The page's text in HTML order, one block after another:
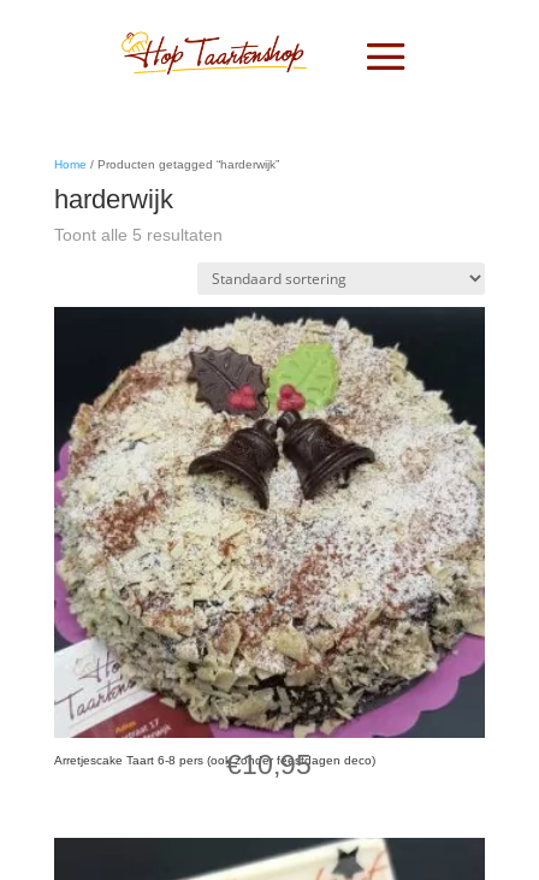
Home / Producten getagged “harderwijk”
harderwijk
Toont alle 5 resultaten
Arretjescake Taart 6-8 pers (ook zonder feestdagen deco)
€10,95